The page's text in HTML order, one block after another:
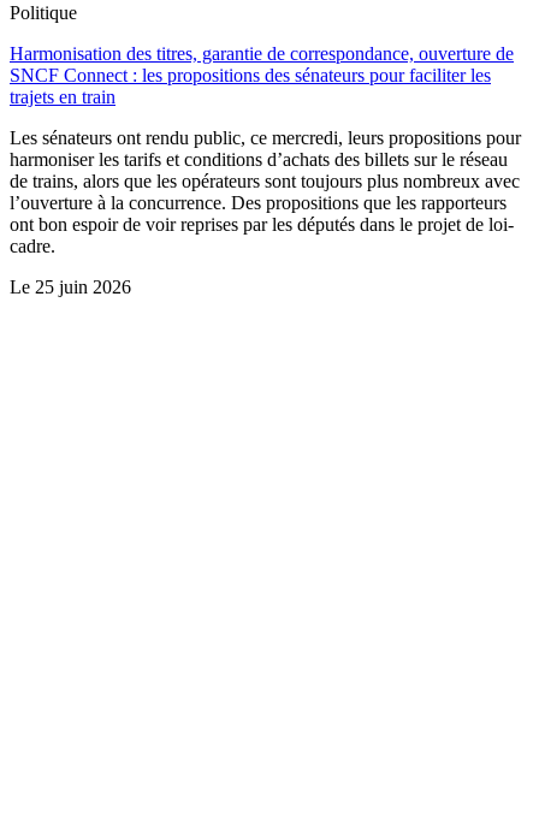
Politique
Harmonisation des titres, garantie de correspondance, ouverture de
SNCF Connect : les propositions des sénateurs pour faciliter les
trajets en train
Les sénateurs ont rendu public, ce mercredi, leurs propositions pour
harmoniser les tarifs et conditions d’achats des billets sur le réseau
de trains, alors que les opérateurs sont toujours plus nombreux avec
l’ouverture à la concurrence. Des propositions que les rapporteurs
ont bon espoir de voir reprises par les députés dans le projet de loi-
cadre.
Le 25 juin 2026